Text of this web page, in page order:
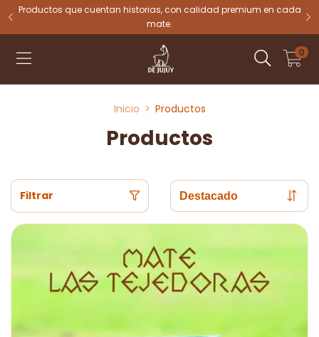
Productos que cuentan historias, con calidad premium en cada
mate.
0
Inicio > Productos
Productos
Filtrar